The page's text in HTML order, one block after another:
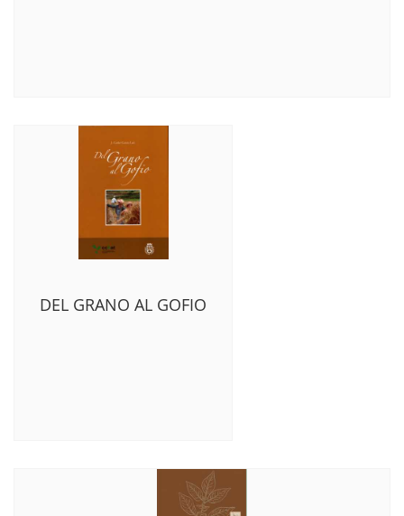
DEL GRANO AL GOFIO